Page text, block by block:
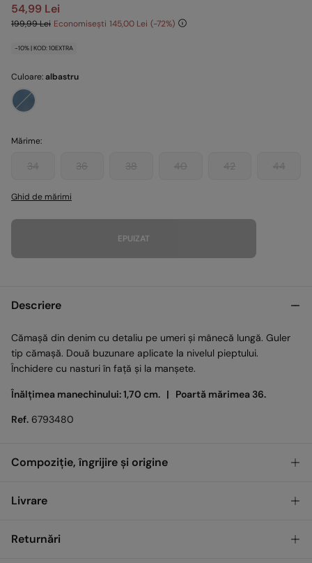
54,99 Lei
199,99 Lei Economisești 145,00 Lei 72
-10% | KOD: 10EXTRA
Culoare:albastru
Mărime:
34 36 38 40 42 44
Ghid de mărimi
EPUIZAT
Descriere
Cămașă din denim cu detaliu pe umeri și mânecă lungă. Guler
tip cămașă. Două buzunare aplicate la nivelul pieptului.
Închidere cu nasturi în față și la manșete.
Înălțimea manechinului: 1,70 cm. | Poartă mărimea 36.
Ref. 6793480
Compoziție, îngrijire și origine
Compoziţie
Îngrijire
Livrare
Ridicare din magazin
Returnări